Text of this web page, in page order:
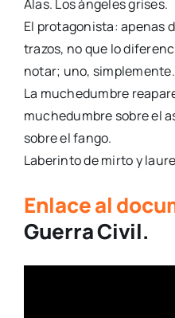
Alas. Los ángeles grises.
El protagonista: apenas
trazos, no que lo
notar; uno, simplemente.
La muchedumbre
muchedumbre sobre el
sobre el fango.
Laberinto de mirto y
Enlace al
Guerra Civil.